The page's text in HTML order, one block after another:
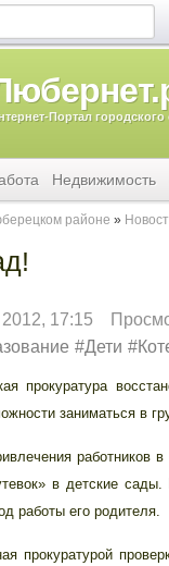
Портал
Недвижимость
районе
17:15
Дети
заниматься в
работников в
в детские
работы его родителя.